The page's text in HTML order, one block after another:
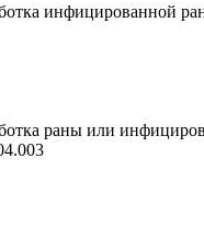
инфицированной
раны или